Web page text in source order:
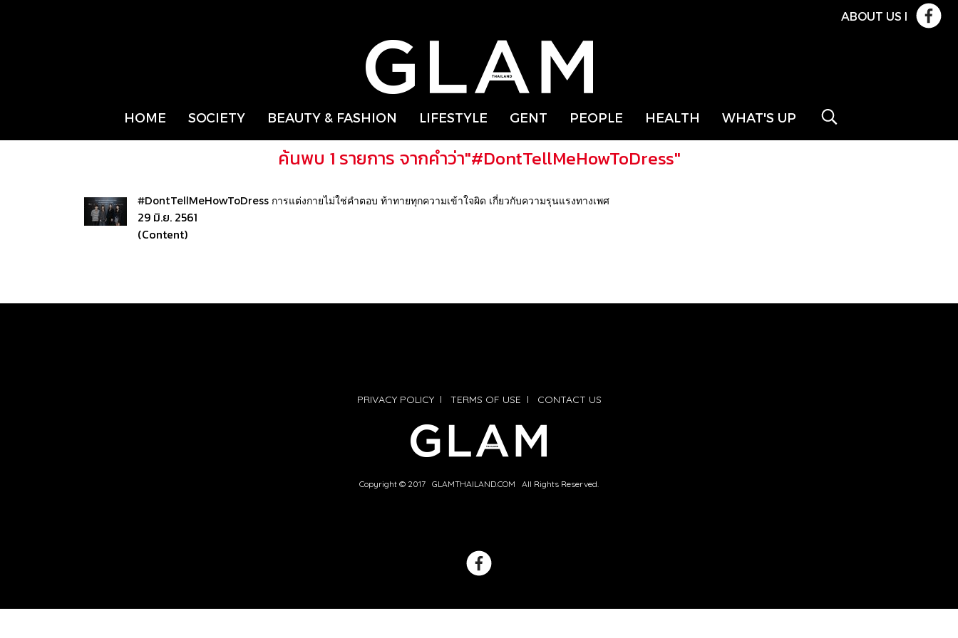
ABOUT US l
HOME SOCIETY BEAUTY & FASHION LIFESTYLE GENT PEOPLE HEALTH WHAT'S UP
ค้นพบ 1 รายการ จากคำว่า"#DontTellMeHowToDress"
#DontTellMeHowToDress การแต่งกายไม่ใช่คำตอบ ท้าทายทุกความเข้าใจผิด เกี่ยวกับความรุนแรงทางเพศ
29 มิ.ย. 2561
(Content)
PRIVACY POLICYl TERMS OF USE l CONTACT US
Copyright © 2017 GLAMTHAILAND.COM All Rights Reserved.